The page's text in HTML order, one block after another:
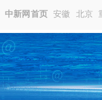
中新网首页 安徽 北京